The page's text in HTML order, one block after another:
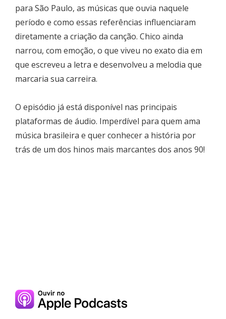
para São Paulo, as músicas que ouvia naquele
período e como essas referências influenciaram
diretamente a criação da canção. Chico ainda
narrou, com emoção, o que viveu no exato dia em
que escreveu a letra e desenvolveu a melodia que
marcaria sua carreira.
O episódio já está disponível nas principais
plataformas de áudio. Imperdível para quem ama
música brasileira e quer conhecer a história por
trás de um dos hinos mais marcantes dos anos 90!